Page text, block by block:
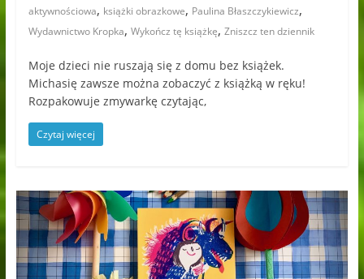
aktywnościowa, książki obrazkowe, Paulina Błaszczykiewicz,
Wydawnictwo Kropka, Wykończ tę książkę, Zniszcz ten dziennik
Moje dzieci nie ruszają się z domu bez książek.
Michasię zawsze można zobaczyć z książką w ręku!
Rozpakowuje zmywarkę czytając,
Czytaj więcej